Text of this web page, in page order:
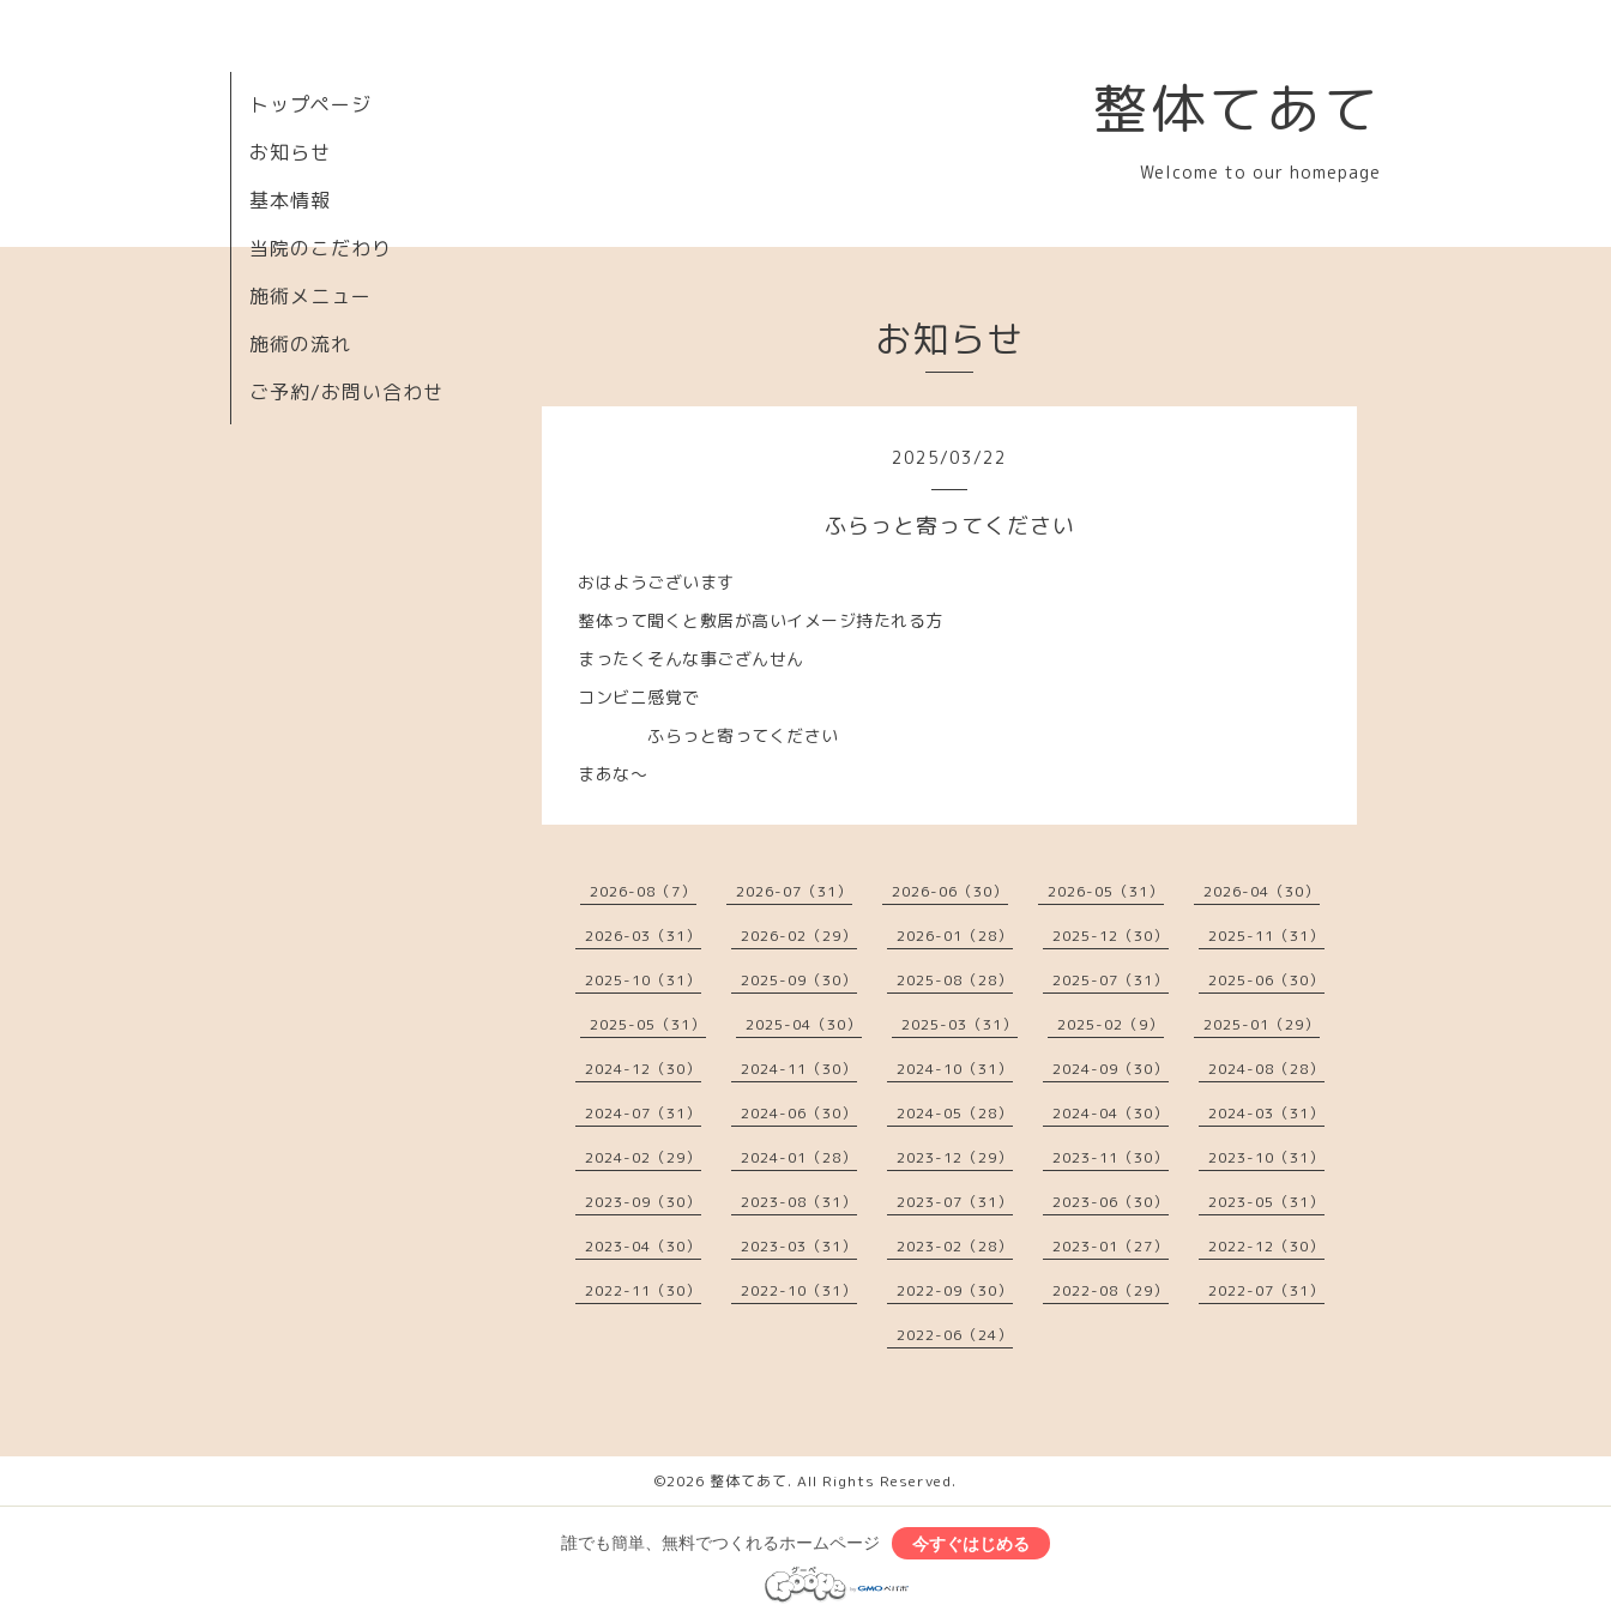
整体てあて
Welcome to our homepage
トップページ
お知らせ
基本情報
当院のこだわり
施術メニュー
施術の流れ
ご予約/お問い合わせ
お知らせ
2025/03/22
ふらっと寄ってください
おはようございます
整体って聞くと敷居が高いイメージ持たれる方
まったくそんな事ござんせん
コンビニ感覚で
ふらっと寄ってください
まあな～
2026-08（7） 2026-07（31） 2026-06（30） 2026-05（31） 2026-04（30）
2026-03（31） 2026-02（29） 2026-01（28） 2025-12（30） 2025-11（31）
2025-10（31） 2025-09（30） 2025-08（28） 2025-07（31） 2025-06（30）
2025-05（31） 2025-04（30） 2025-03（31） 2025-02（9） 2025-01（29）
2024-12（30） 2024-11（30） 2024-10（31） 2024-09（30） 2024-08（28）
2024-07（31） 2024-06（30） 2024-05（28） 2024-04（30） 2024-03（31）
2024-02（29） 2024-01（28） 2023-12（29） 2023-11（30） 2023-10（31）
2023-09（30） 2023-08（31） 2023-07（31） 2023-06（30） 2023-05（31）
2023-04（30） 2023-03（31） 2023-02（28） 2023-01（27） 2022-12（30）
2022-11（30） 2022-10（31） 2022-09（30） 2022-08（29） 2022-07（31）
2022-06（24）
©2026 整体てあて. All Rights Reserved.
誰でも簡単、無料でつくれるホームページ 今すぐはじめる